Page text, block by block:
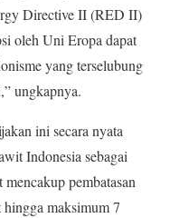
Directive II (RED II)
oleh Uni Eropa dapat
yang terselubung
ungkapnya.
ini secara nyata
Indonesia sebagai
pembatasan
maksimum 7